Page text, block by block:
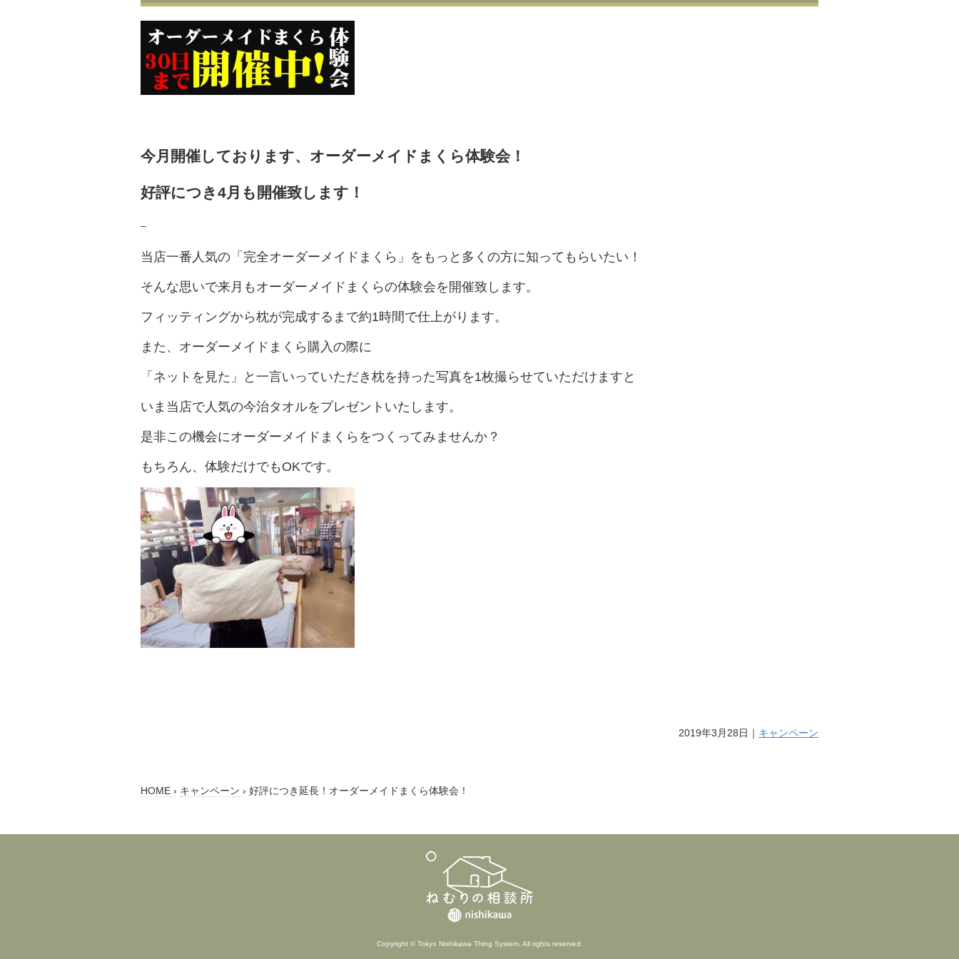
今月開催しております、オーダーメイドまくら体験会！
好評につき4月も開催致します！
–
当店一番人気の「完全オーダーメイドまくら」をもっと多くの方に知ってもらいたい！
そんな思いで来月もオーダーメイドまくらの体験会を開催致します。
フィッティングから枕が完成するまで約1時間で仕上がります。
また、オーダーメイドまくら購入の際に
「ネットを見た」と一言いっていただき枕を持った写真を1枚撮らせていただけますと
いま当店で人気の今治タオルをプレゼントいたします。
是非この機会にオーダーメイドまくらをつくってみませんか？
もちろん、体験だけでもOKです。
2019年3月28日｜ キャンペーン
HOME › キャンペーン › 好評につき延長！オーダーメイドまくら体験会！
Copyright © Tokyo Nishikawa Thing System, All rights reserved.